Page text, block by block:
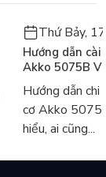
Thứ Bảy,
Hướng dẫn
Akko 5075B
Hướng dẫn
cơ Akko
hiểu, ai cũng...